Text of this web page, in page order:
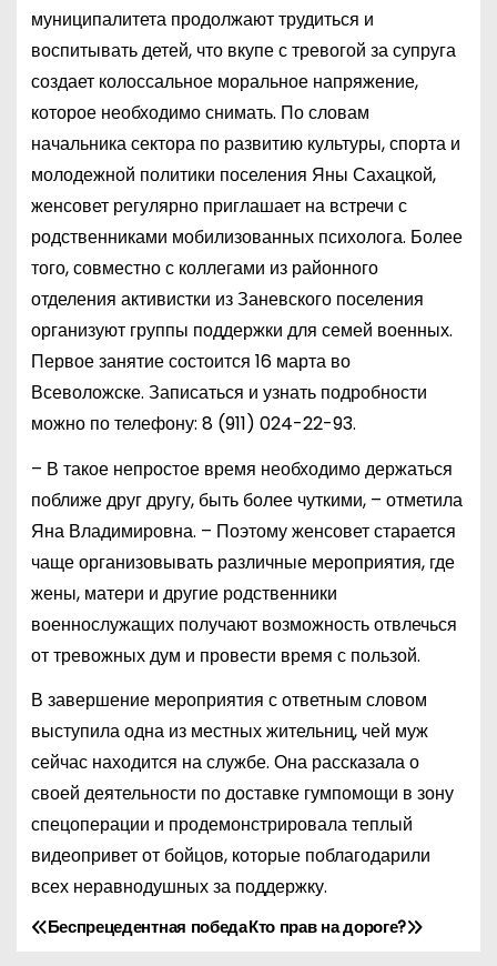
муниципалитета продолжают трудиться и
воспитывать детей, что вкупе с тревогой за супруга
создает колоссальное моральное напряжение,
которое необходимо снимать. По словам
начальника сектора по развитию культуры, спорта и
молодежной политики поселения Яны Сахацкой,
женсовет регулярно приглашает на встречи с
родственниками мобилизованных психолога. Более
того, совместно с коллегами из районного
отделения активистки из Заневского поселения
организуют группы поддержки для семей военных.
Первое занятие состоится 16 марта во
Всеволожске. Записаться и узнать подробности
можно по телефону: 8 (911) 024-22-93.
– В такое непростое время необходимо держаться
поближе друг другу, быть более чуткими, – отметила
Яна Владимировна. – Поэтому женсовет старается
чаще организовывать различные мероприятия, где
жены, матери и другие родственники
военнослужащих получают возможность отвлечься
от тревожных дум и провести время с пользой.
В завершение мероприятия с ответным словом
выступила одна из местных жительниц, чей муж
сейчас находится на службе. Она рассказала о
своей деятельности по доставке гумпомощи в зону
спецоперации и продемонстрировала теплый
видеопривет от бойцов, которые поблагодарили
всех неравнодушных за поддержку.
Н
Кто прав на дороге?
Беспрецедентная победа